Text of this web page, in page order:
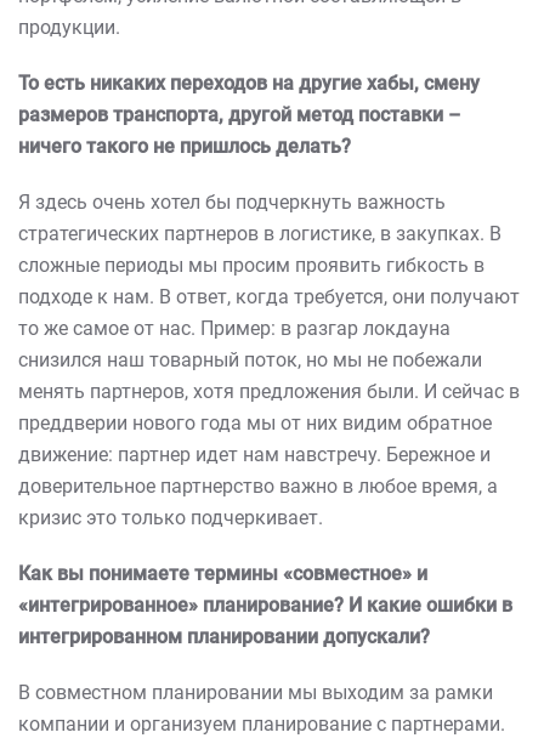
продукции.
То есть никаких переходов на другие хабы, смену
размеров транспорта, другой метод поставки –
ничего такого не пришлось делать?
Я здесь очень хотел бы подчеркнуть важность
стратегических партнеров в логистике, в закупках. В
сложные периоды мы просим проявить гибкость в
подходе к нам. В ответ, когда требуется, они получают
то же самое от нас. Пример: в разгар локдауна
снизился наш товарный поток, но мы не побежали
менять партнеров, хотя предложения были. И сейчас в
преддверии нового года мы от них видим обратное
движение: партнер идет нам навстречу. Бережное и
доверительное партнерство важно в любое время, а
кризис это только подчеркивает.
Как вы понимаете термины «совместное» и
«интегрированное» планирование? И какие ошибки в
интегрированном планировании допускали?
В совместном планировании мы выходим за рамки
компании и организуем планирование с партнерами.